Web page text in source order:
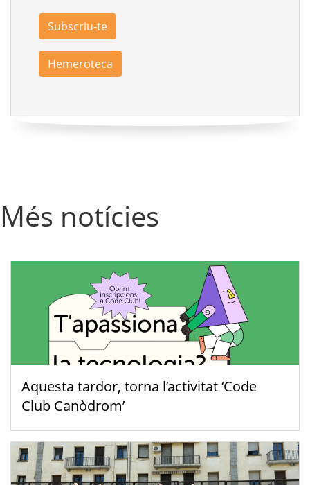
Subscriu-te
Hemeroteca
Més notícies
Aquesta tardor, torna l’activitat ‘Code
Club Canòdrom’